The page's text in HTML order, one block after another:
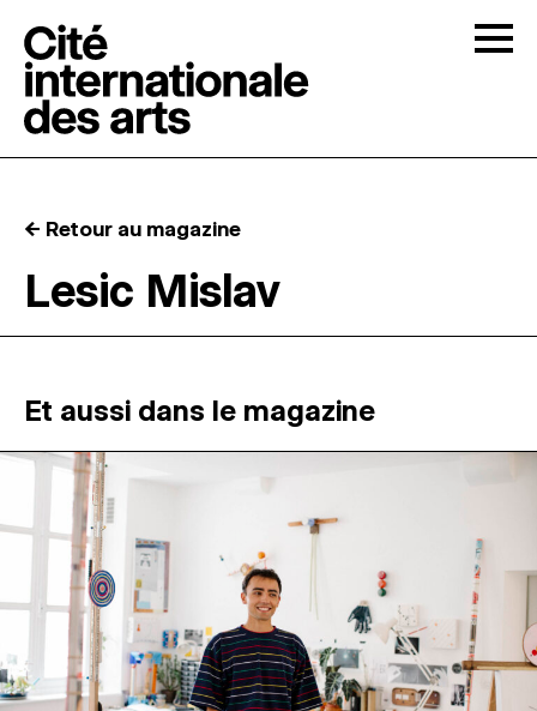
RÉSIDENCES ↓
ATELIERS OUVERTS
PROGRAMMATION
MAGAZINE
ESPACES DE PRATIQUE ARTISTIQUE ↓
← Retour au magazine
Lesic Mislav
Et aussi dans le magazine